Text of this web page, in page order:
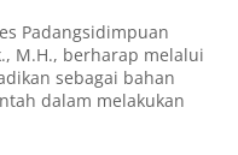
Padangsidimpuan
M.H., berharap melalui
sebagai bahan
dalam melakukan